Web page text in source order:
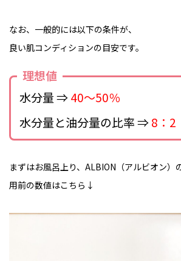
なお、一般的には以下の条件が、
良い肌コンディションの目安です。
理想値
水分量 ⇒40～50％
水分量と油分量の比率 ⇒8：2
まずはお風呂上り、ALBION（アルビオン）
用前の数値はこちら↓